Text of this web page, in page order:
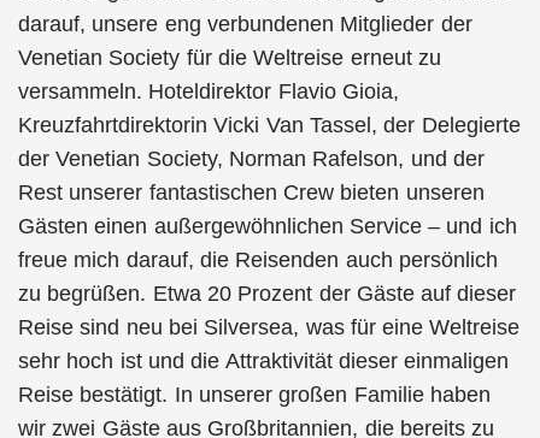
darauf, unsere eng verbundenen Mitglieder der
Venetian Society für die Weltreise erneut zu
versammeln. Hoteldirektor Flavio Gioia,
Kreuzfahrtdirektorin Vicki Van Tassel, der Delegierte
der Venetian Society, Norman Rafelson, und der
Rest unserer fantastischen Crew bieten unseren
Gästen einen außergewöhnlichen Service – und ich
freue mich darauf, die Reisenden auch persönlich
zu begrüßen. Etwa 20 Prozent der Gäste auf dieser
Reise sind neu bei Silversea, was für eine Weltreise
sehr hoch ist und die Attraktivität dieser einmaligen
Reise bestätigt. In unserer großen Familie haben
wir zwei Gäste aus Großbritannien, die bereits zu